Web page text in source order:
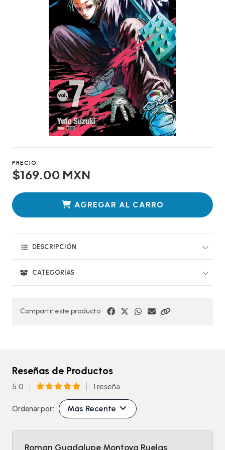
PRECIO
$169.00 MXN
AGREGAR AL CARRO
DESCRIPCIÓN
CATEGORÍAS
Compartir este producto
Reseñas de Productos
5.0 1 reseña
Ordenar por: Más Recente
Roman Guadalupe Montoya Ruelas